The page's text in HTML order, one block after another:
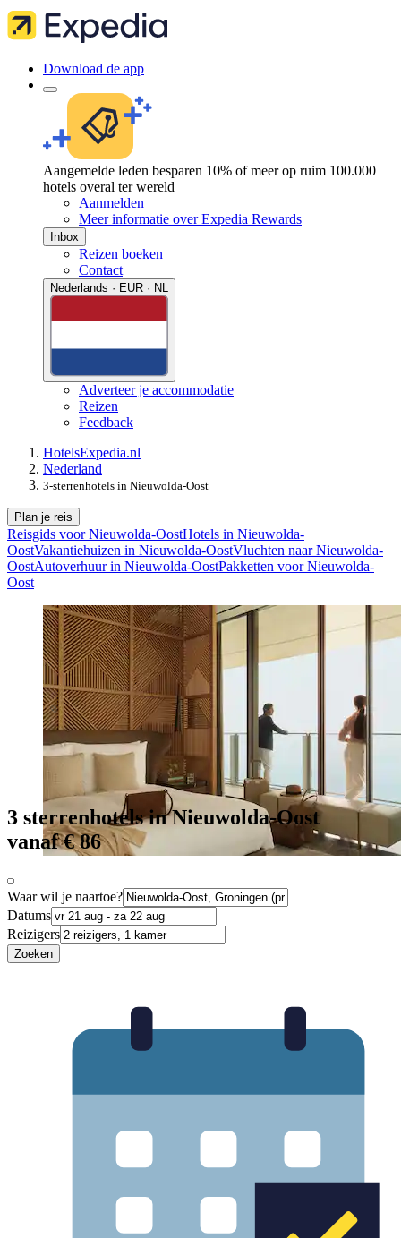
Download de app
Aangemelde leden besparen 10% of meer op ruim 100.000
hotels overal ter wereld
Aanmelden
Meer informatie over Expedia Rewards
Inbox
Reizen boeken
Contact
Nederlands · EUR · NL
Adverteer je accommodatie
Reizen
Feedback
HotelsExpedia.nl
Nederland
3-sterrenhotels in Nieuwolda-Oost
Plan je reis
Reisgids voor Nieuwolda-OostHotels in Nieuwolda-
OostVakantiehuizen in Nieuwolda-OostVluchten naar Nieuwolda-
OostAutoverhuur in Nieuwolda-OostPakketten voor Nieuwolda-
Oost
3 sterrenhotels in Nieuwolda-Oost
vanaf € 86
Waar wil je naartoe?
Datums
Reizigers
Zoeken